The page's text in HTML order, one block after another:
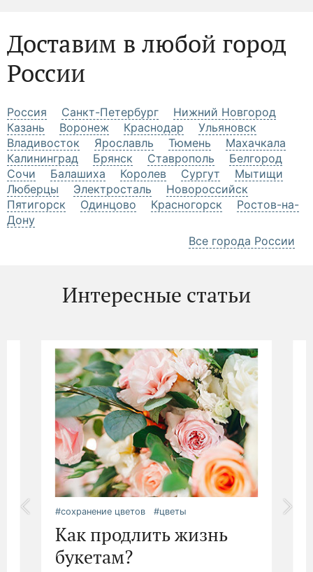
Доставим в любой город
России
Россия Санкт-Петербург
Нижний Новгород
Казань
Воронеж Краснодар
Ульяновск
Владивосток
Ярославль Тюмень
Махачкала
Калининград
Брянск Ставрополь
Белгород
Сочи
Балашиха Королев Сургут
Мытищи
Люберцы
Электросталь
Новороссийск
Пятигорск
Одинцово Красногорск
Ростов-на-
Дону
Все города России
Интересные статьи
#сохранение цветов #цветы
Как продлить жизнь
букетам?